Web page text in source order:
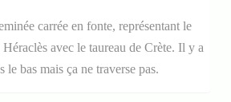
carrée en fonte, représentant le
avec le taureau de Crète. Il y a
le bas mais ça ne traverse pas.